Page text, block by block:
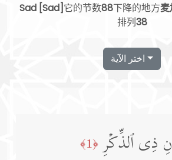
Sad [Sad]它的节数88下降的地方麦
排列38
اختر الآية
ذِی ٱلذِّكۡرِ ﴿1﴾